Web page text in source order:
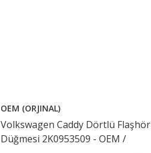
OEM (ORJINAL)
Volkswagen Caddy Dörtlü Flaşhör
Düğmesi 2K0953509 - OEM /